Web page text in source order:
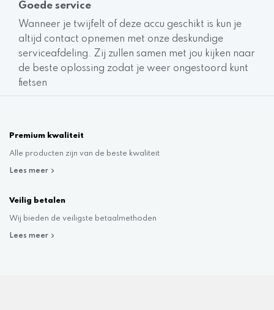
Goede service
Wanneer je twijfelt of deze accu geschikt is kun je
altijd contact opnemen met onze deskundige
serviceafdeling. Zij zullen samen met jou kijken naar
de beste oplossing zodat je weer ongestoord kunt
fietsen
Premium kwaliteit
Alle producten zijn van de beste kwaliteit
Lees meer
Veilig betalen
Wij bieden de veiligste betaalmethoden
Lees meer